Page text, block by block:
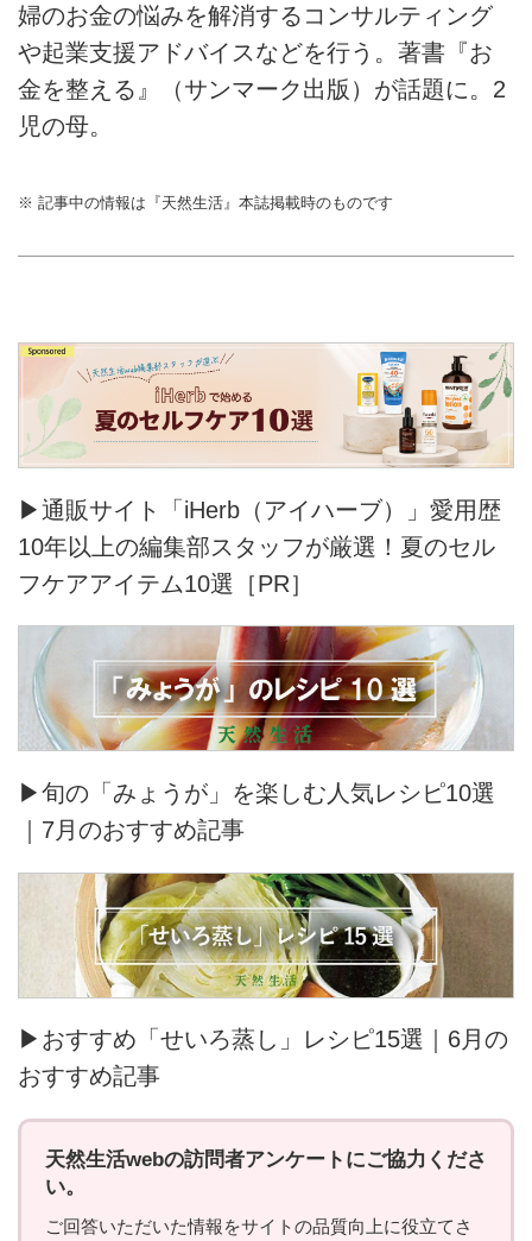
婦のお金の悩みを解消するコンサルティング
や起業支援アドバイスなどを行う。著書『お
金を整える』（サンマーク出版）が話題に。2
児の母。
※ 記事中の情報は『天然生活』本誌掲載時のものです
▶通販サイト「iHerb（アイハーブ）」愛用歴
10年以上の編集部スタッフが厳選！夏のセル
フケアアイテム10選［PR］
▶旬の「みょうが」を楽しむ人気レシピ10選
｜7月のおすすめ記事
▶おすすめ「せいろ蒸し」レシピ15選｜6月の
おすすめ記事